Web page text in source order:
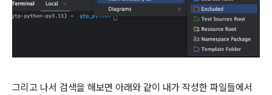
그리고 나서 검색을 해보면 아래와 같이 내가 작성한 파일들에서